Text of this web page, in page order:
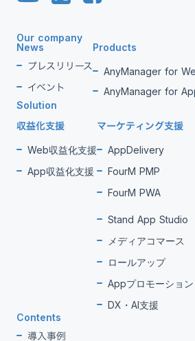
Our company
News
プレスリリース
イベント
Products
AnyManager for
AnyManager for
Solution
収益化支援
Web収益化支援
App収益化支援
マーケティング支援
AppDelivery
FourM PMP
FourM PWA
Stand App Studio
メディアコマース
ロールアップ
Appプロモーション
DX・AI支援
Contents
導入事例